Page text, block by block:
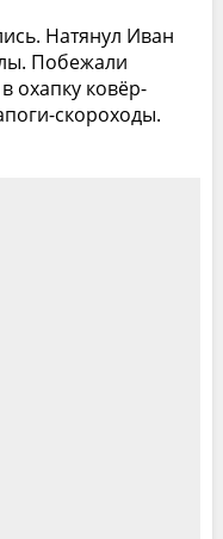
Натянул Иван
Побежали
охапку ковёр-
скороходы.